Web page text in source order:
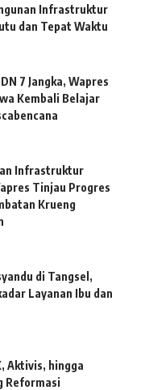
Infrastruktur
dan Tepat Waktu
7 Jangka, Wapres
Kembali Belajar
Infrastruktur
Tinjau Progres
Krueng
di Tangsel,
Layanan Ibu dan
Aktivis, hingga
Reformasi